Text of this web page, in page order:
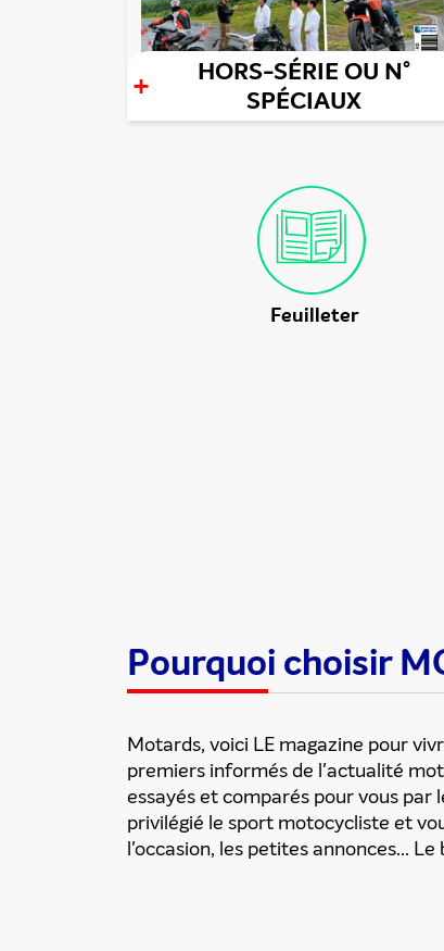
+
HORS-SÉRIE OU N°
SPÉCIAUX
Feuilleter
Pourquoi choisir
Motards, voici LE magazine pour
premiers informés de l'actualité
essayés et comparés pour vous
privilégié le sport motocycliste et
l'occasion, les petites annonces...